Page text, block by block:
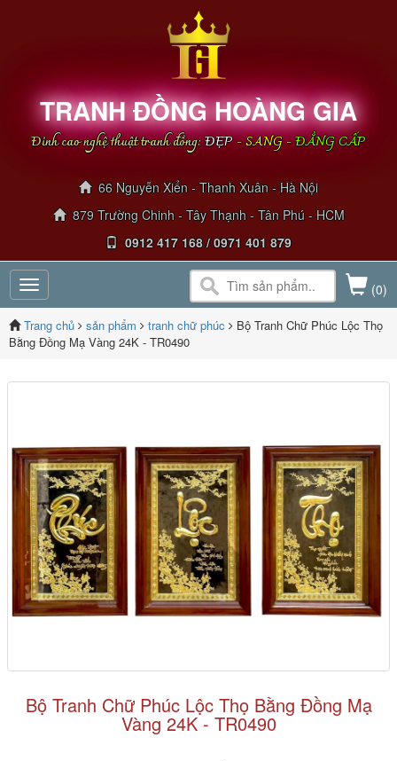
TRANH ĐỒNG HOÀNG GIA
Đỉnh cao nghệ thuật tranh đồng:ĐẸP-SANG-ĐẲNG CẤP
66 Nguyễn Xiển - Thanh Xuân - Hà Nội
879 Trường Chinh - Tây Thạnh - Tân Phú - HCM
0912 417 168 / 0971 401 879
Toggle
navigation
(0)
Trang chủ sản phẩm tranh chữ phúc
Bộ Tranh Chữ Phúc Lộc Thọ
Bằng Đồng Mạ Vàng 24K - TR0490
Bộ Tranh Chữ Phúc Lộc Thọ Bằng Đồng Mạ
Vàng 24K - TR0490